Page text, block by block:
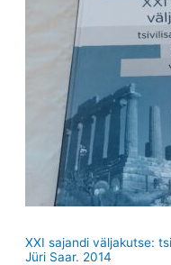
XXI sajandi väljakutse:
Jüri Saar. 2014